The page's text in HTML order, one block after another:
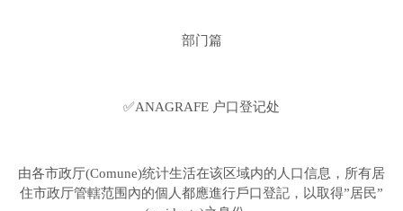
部门篇
✅ANAGRAFE 户口登记处
由各市政厅(Comune)统计生活在该区域内的人口信息，所有居
住市政厅管轄范围內的個人都應進行戶口登記，以取得”居民”